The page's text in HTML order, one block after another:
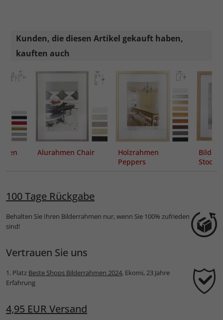
Kunden, die diesen Artikel gekauft haben,
kauften auch
Alurahmen Chair
Holzrahmen
Peppers
100 Tage Rückgabe
Behalten Sie Ihren Bilderrahmen nur, wenn Sie 100% zufrieden
sind!
Vertrauen Sie uns
1. Platz Beste Shops Bilderrahmen 2024, Ekomi, 23 Jahre
Erfahrung
4,95 EUR Versand